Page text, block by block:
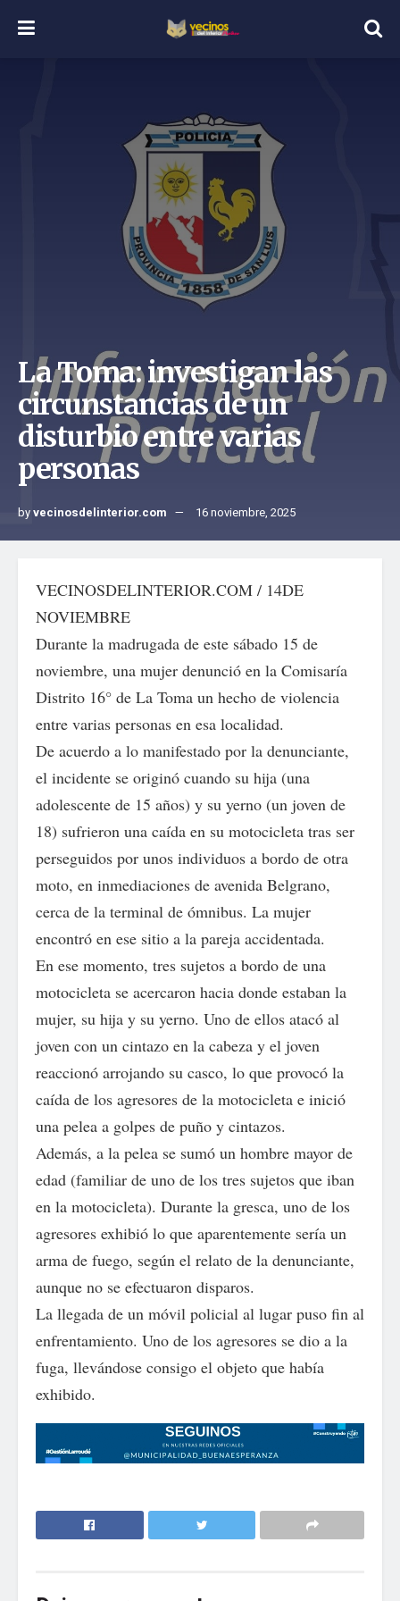
La Toma: investigan las
circunstancias de un
disturbio entre varias
personas
byvecinosdelinterior.com 16 noviembre, 2025
VECINOSDELINTERIOR.COM / 14DE
NOVIEMBRE
Durante la madrugada de este sábado 15 de
noviembre, una mujer denunció en la Comisaría
Distrito 16° de La Toma un hecho de violencia
entre varias personas en esa localidad.
De acuerdo a lo manifestado por la denunciante,
el incidente se originó cuando su hija (una
adolescente de 15 años) y su yerno (un joven de
18) sufrieron una caída en su motocicleta tras ser
perseguidos por unos individuos a bordo de otra
moto, en inmediaciones de avenida Belgrano,
cerca de la terminal de ómnibus. La mujer
encontró en ese sitio a la pareja accidentada.
En ese momento, tres sujetos a bordo de una
motocicleta se acercaron hacia donde estaban la
mujer, su hija y su yerno. Uno de ellos atacó al
joven con un cintazo en la cabeza y el joven
reaccionó arrojando su casco, lo que provocó la
caída de los agresores de la motocicleta e inició
una pelea a golpes de puño y cintazos.
Además, a la pelea se sumó un hombre mayor de
edad (familiar de uno de los tres sujetos que iban
en la motocicleta). Durante la gresca, uno de los
agresores exhibió lo que aparentemente sería un
arma de fuego, según el relato de la denunciante,
aunque no se efectuaron disparos.
La llegada de un móvil policial al lugar puso fin al
enfrentamiento. Uno de los agresores se dio a la
fuga, llevándose consigo el objeto que había
exhibido.